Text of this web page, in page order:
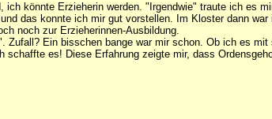
könnte Erzieherin werden. "Irgendwie" traute ich es
das konnte ich mir gut vorstellen. Im Kloster dann
noch zur Erzieherinnen-Ausbildung.
Zufall? Ein bisschen bange war mir schon. Ob ich es
es! Diese Erfahrung zeigte mir, dass